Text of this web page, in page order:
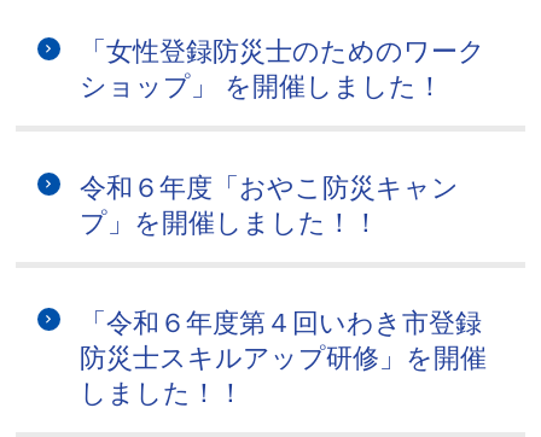
「女性登録防災士のためのワーク
ショップ」 を開催しました！
令和６年度「おやこ防災キャン
プ」を開催しました！！
「令和６年度第４回いわき市登録
防災士スキルアップ研修」を開催
しました！！